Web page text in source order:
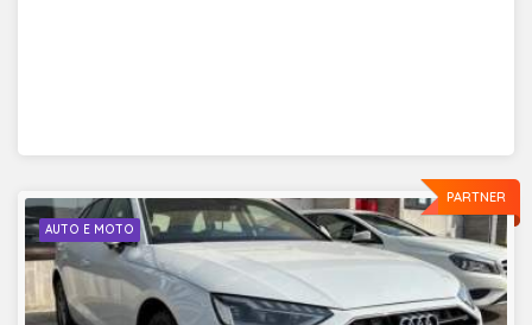
PARTNER
AUTO E MOTO